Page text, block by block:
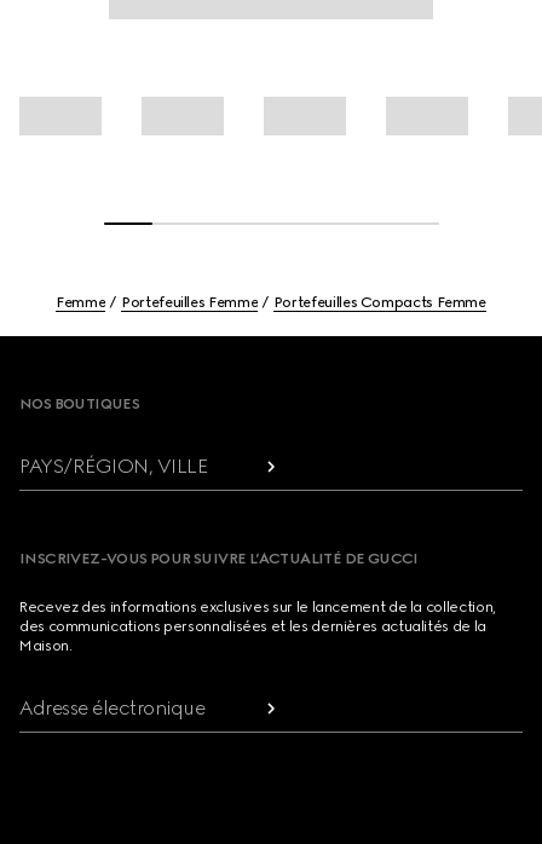
Femme Portefeuilles Femme Portefeuilles Compacts Femme
NOS BOUTIQUES
PAYS/RÉGION, VILLE
INSCRIVEZ-VOUS POUR SUIVRE L’ACTUALITÉ DE GUCCI
Recevez des informations exclusives sur le lancement de la collection,
des communications personnalisées et les dernières actualités de la
Maison.
Adresse électronique